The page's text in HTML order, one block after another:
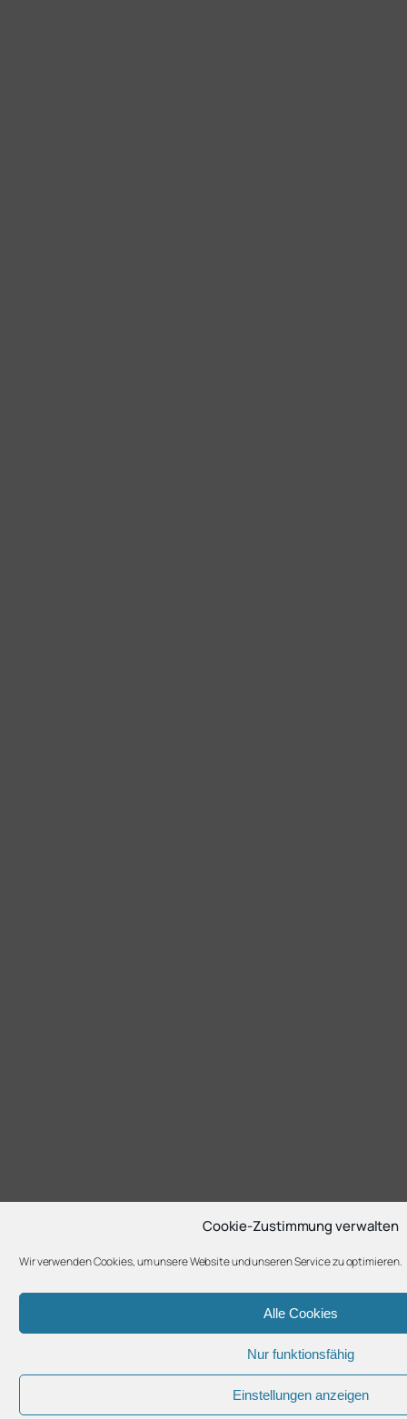
Cookie-Zustimmung verwalten
Wir verwenden Cookies, um unsere Website und unseren Service zu optimieren.
Alle Cookies
Nur funktionsfähig
Einstellungen anzeigen